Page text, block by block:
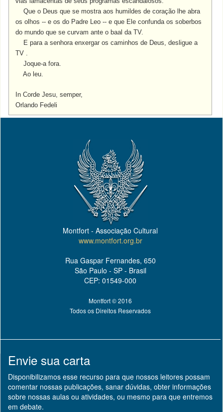
Que o Deus que se mostra aos humildes de coração lhe abra
os olhos -- e os do Padre Leo -- e que Ele confunda os soberbos
do mundo que se curvam ante o baal da TV.
E para a senhora enxergar os caminhos de Deus, desligue a
TV .
Joque-a fora.
Ao leu.
In Corde Jesu, semper,
Orlando Fedeli
Montfort - Associação Cultural
www.montfort.org.br
Rua Gaspar Fernandes, 650
São Paulo - SP - Brasil
CEP: 01549-000
Montfort © 2016
Todos os Direitos Reservados
Envie sua carta
Disponibilizamos esse recurso para que nossos leitores possam
comentar nossas publicações, sanar dúvidas, obter informações
sobre nossas aulas ou atividades, ou mesmo para que entremos
em debate.